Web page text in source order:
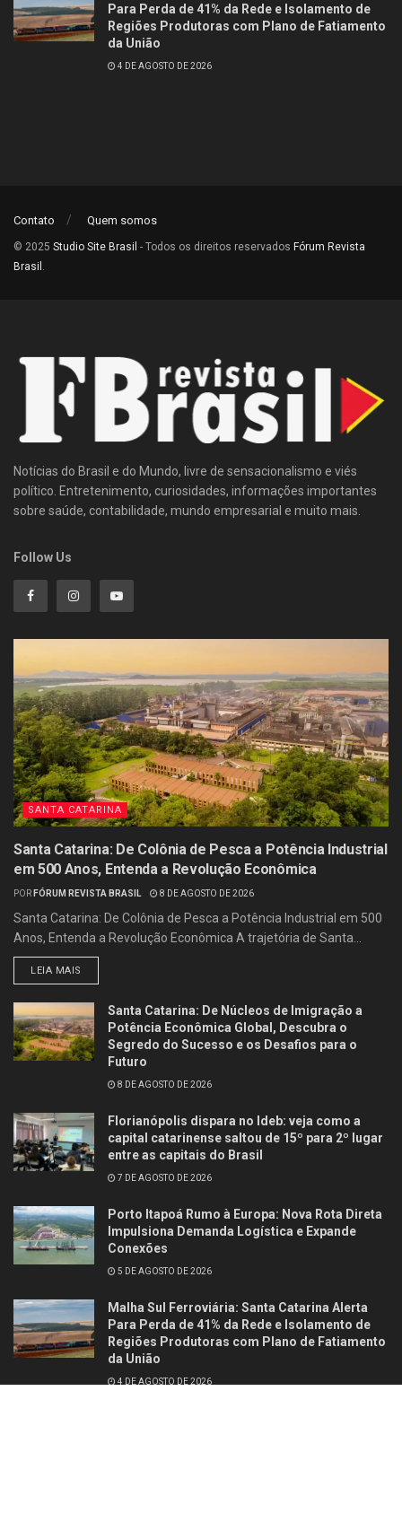
Para Perda de 41% da Rede e Isolamento de
Regiões Produtoras com Plano de Fatiamento
da União
4 DE AGOSTO DE 2026
Contato Quem somos
© 2025 Studio Site Brasil - Todos os direitos reservados Fórum Revista
Brasil
Notícias do Brasil e do Mundo, livre de sensacionalismo e viés
político. Entretenimento, curiosidades, informações importantes
sobre saúde, contabilidade, mundo empresarial e muito mais.
Follow Us
SANTA CATARINA
Santa Catarina: De Colônia de Pesca a Potência Industrial
em 500 Anos, Entenda a Revolução Econômica
POR FÓRUM REVISTA BRASIL 8 DE AGOSTO DE 2026
Santa Catarina: De Colônia de Pesca a Potência Industrial em 500
Anos, Entenda a Revolução Econômica A trajetória de Santa...
LEIA MAIS
Santa Catarina: De Núcleos de Imigração a
Potência Econômica Global, Descubra o
Segredo do Sucesso e os Desafios para o
Futuro
8 DE AGOSTO DE 2026
Florianópolis dispara no Ideb: veja como a
capital catarinense saltou de 15º para 2º lugar
entre as capitais do Brasil
7 DE AGOSTO DE 2026
Porto Itapoá Rumo à Europa: Nova Rota Direta
Impulsiona Demanda Logística e Expande
Conexões
5 DE AGOSTO DE 2026
Malha Sul Ferroviária: Santa Catarina Alerta
Para Perda de 41% da Rede e Isolamento de
Regiões Produtoras com Plano de Fatiamento
da União
4 DE AGOSTO DE 2026